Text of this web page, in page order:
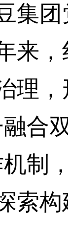
团
，
理
合
制
索